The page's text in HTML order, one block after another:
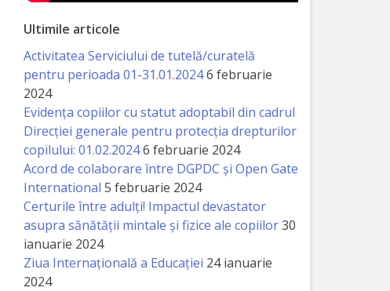
Ultimile articole
Activitatea Serviciului de tutelă/curatelă
pentru perioada 01-31.01.20246 februarie
2024
Evidența copiilor cu statut adoptabil din cadrul
Direcției generale pentru protecția drepturilor
copilului: 01.02.20246 februarie 2024
Acord de colaborare între DGPDC și Open Gate
International 5 februarie 2024
Certurile între adulți! Impactul devastator
asupra sănătății mintale și fizice ale copiilor30
ianuarie 2024
Ziua Internațională a Educației 24 ianuarie
2024